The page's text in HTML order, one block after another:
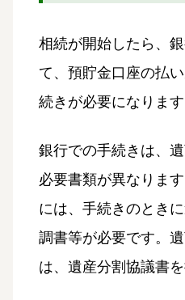
相続が開始したら、
て、預貯金口座の払
続きが必要になります
銀行での手続きは、
必要書類が異なりま
には、手続きのとき
調書等が必要です。
は、遺産分割協議書を